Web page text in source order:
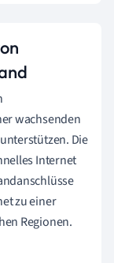
wachsenden
Die
Internet
zu einer
Regionen.